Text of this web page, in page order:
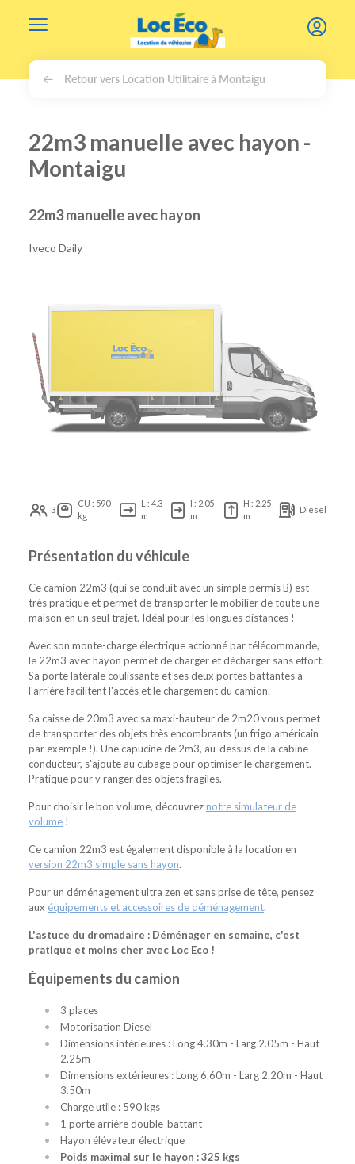
Retour vers Location Utilitaire à Montaigu
22m3 manuelle avec hayon -
Montaigu
22m3 manuelle avec hayon
Iveco Daily
3
CU : 590
kg
L : 4.3
m
l : 2.05
m
H : 2.25
m
Diesel
Présentation du véhicule
Ce camion 22m3 (qui se conduit avec un simple permis B) est
très pratique et permet de transporter le mobilier de toute une
maison en un seul trajet. Idéal pour les longues distances !
Avec son monte-charge électrique actionné par télécommande,
le 22m3 avec hayon permet de charger et décharger sans effort.
Sa porte latérale coulissante et ses deux portes battantes à
l'arrière facilitent l'accès et le chargement du camion.
Sa caisse de 20m3 avec sa maxi-hauteur de 2m20 vous permet
de transporter des objets très encombrants (un frigo américain
par exemple !). Une capucine de 2m3, au-dessus de la cabine
conducteur, s'ajoute au cubage pour optimiser le chargement.
Pratique pour y ranger des objets fragiles.
Pour choisir le bon volume, découvreznotre simulateur de
volume !
Ce camion 22m3 est également disponible à la location en
version 22m3 simple sans hayon.
Pour un déménagement ultra zen et sans prise de tête, pensez
aux équipements et accessoires de déménagement.
L'astuce du dromadaire : Déménager en semaine, c'est
pratique et moins cher avec Loc Eco !
Équipements du camion
3 places
Motorisation Diesel
Dimensions intérieures : Long 4.30m - Larg 2.05m - Haut
2.25m
Dimensions extérieures : Long 6.60m - Larg 2.20m - Haut
3.50m
Charge utile : 590 kgs
1 porte arrière double-battant
Hayon élévateur électrique
Poids maximal sur le hayon : 325 kgs